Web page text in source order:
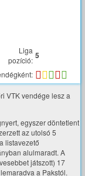
Liga
pozíció: 5
VTK vendége lesz a
egyszer döntetlent
az utolsó 5
listavezető
alulmaradt. A
játszott) 17
a Pakstól.